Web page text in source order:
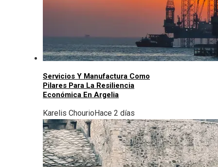
Servicios Y Manufactura Como
Pilares Para La Resiliencia
Económica En Argelia
Karelis ChourioHace 2 días